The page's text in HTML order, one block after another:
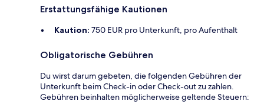
Erstattungsfähige Kautionen
Kaution: 750 EUR pro Unterkunft, pro Aufenthalt
Obligatorische Gebühren
Du wirst darum gebeten, die folgenden Gebühren der
Unterkunft beim Check-in oder Check-out zu zahlen.
Gebühren beinhalten möglicherweise geltende Steuern: